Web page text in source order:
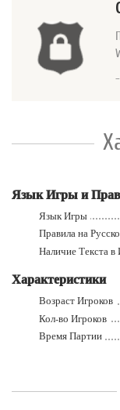
Язык Игры и
Язык Игры
Правила на
Наличие Текста в
Характеристики
Возраст Игроков
Кол-во Игроков
Время Партии